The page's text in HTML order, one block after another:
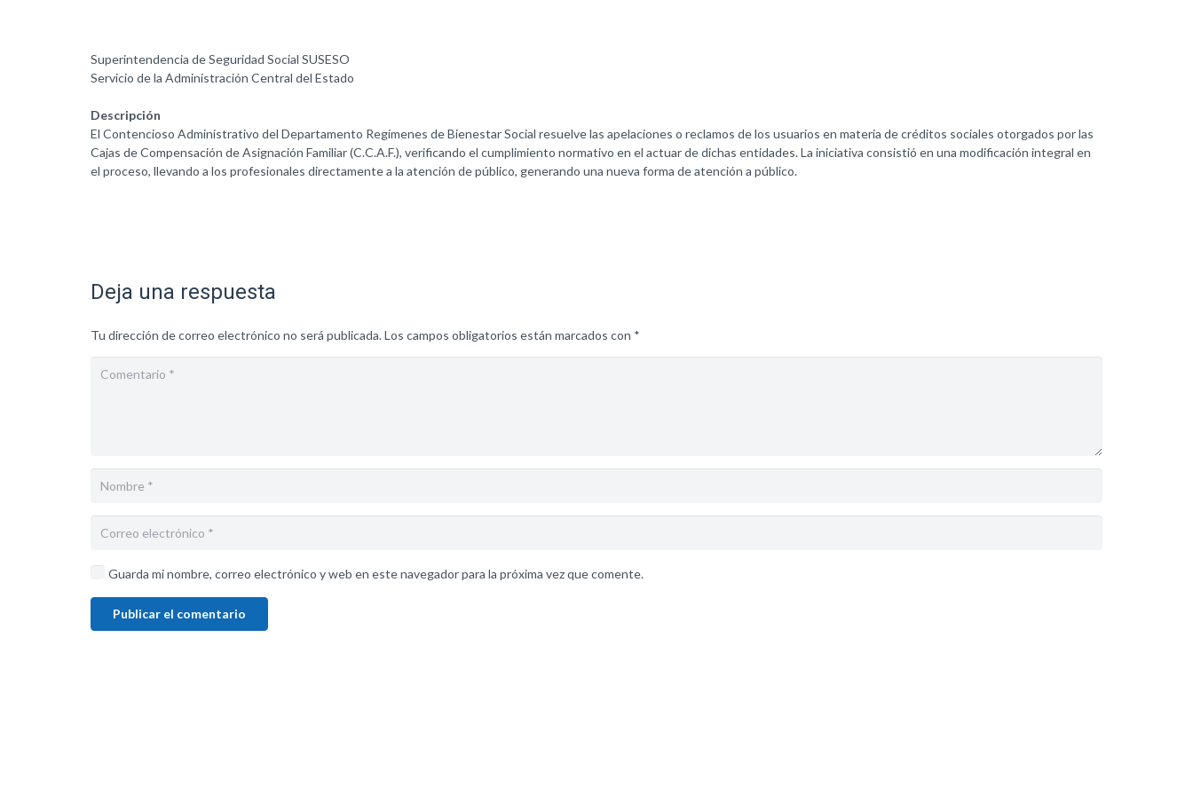
Superintendencia de Seguridad Social SUSESO
Servicio de la Administración Central del Estado
Descripción
El Contencioso Administrativo del Departamento Regímenes de Bienestar Social resuelve las apelaciones o reclamos de los usuarios en materia de créditos sociales otorgados por las
Cajas de Compensación de Asignación Familiar (C.C.A.F.), verificando el cumplimiento normativo en el actuar de dichas entidades. La iniciativa consistió en una modificación integral en
el proceso, llevando a los profesionales directamente a la atención de público, generando una nueva forma de atención a público.
Deja una respuesta
Tu dirección de correo electrónico no será publicada.Los campos obligatorios están marcados con *
Guarda mi nombre, correo electrónico y web en este navegador para la próxima vez que comente.
Publicar el comentario